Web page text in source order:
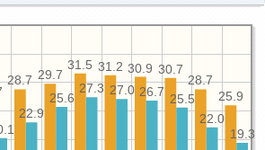
25.9
28.7
30.7
30.9
31.2
31.5
29.7
28.7
19.3
22.0
25.5
26.7
27.0
27.3
25.6
22.9